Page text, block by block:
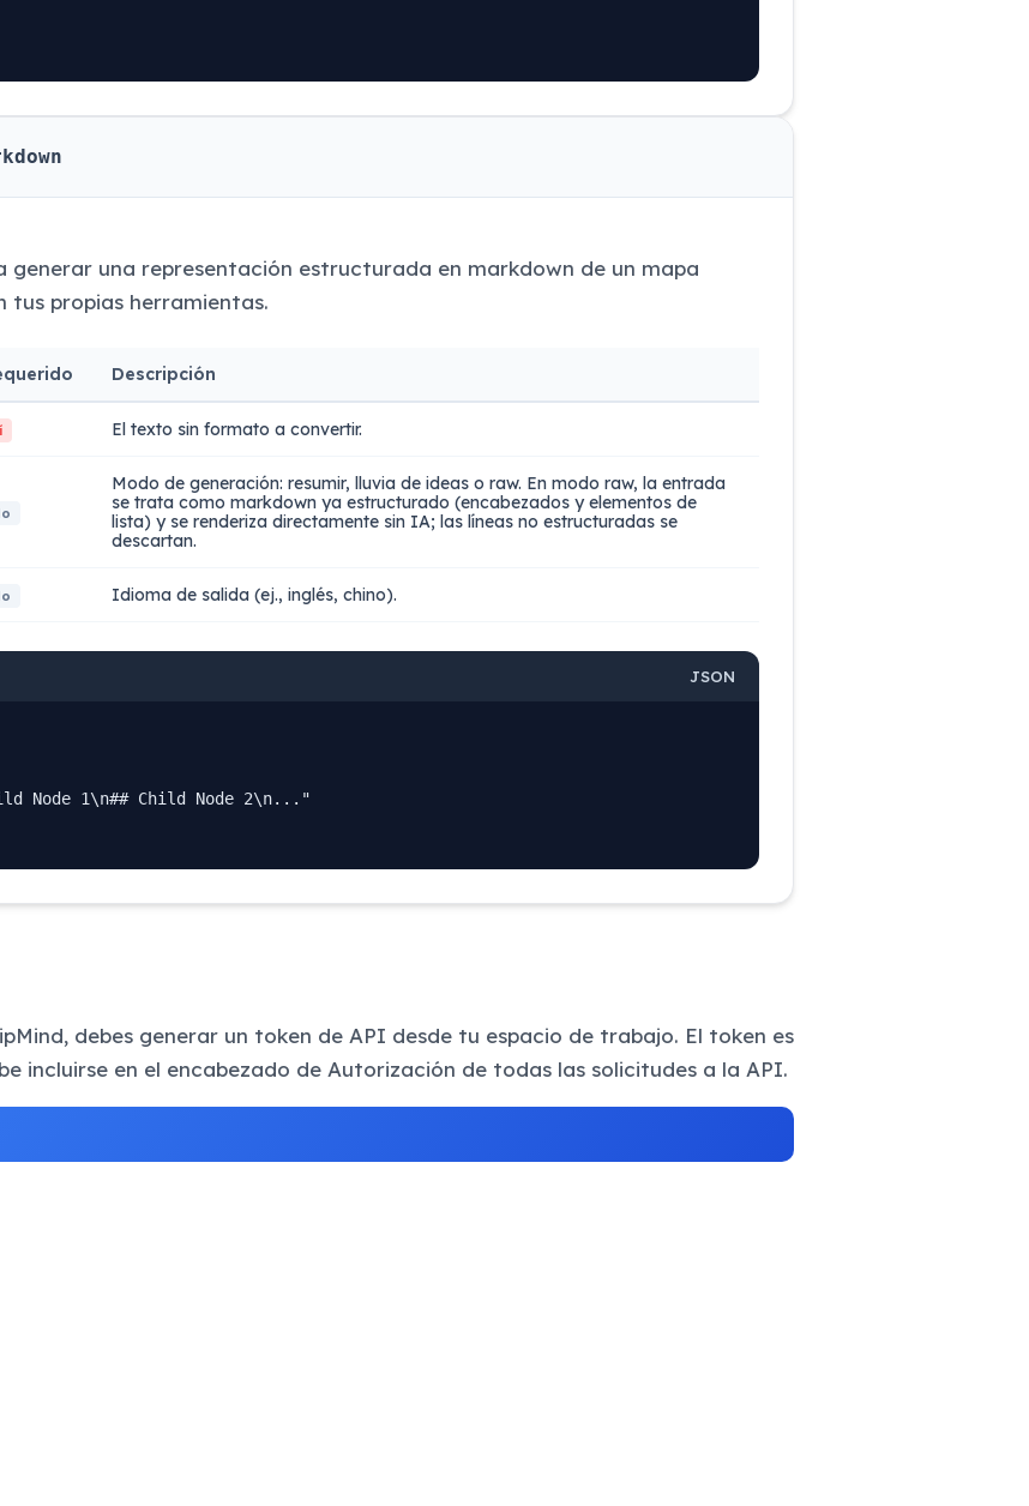
una representación estructurada en markdown de un mapa
tus propias herramientas.
Descripción
El texto sin formato a convertir.
Modo de generación: resumir, lluvia de ideas o raw. En modo raw, la entrada
se trata como markdown ya estructurado (encabezados y elementos de
lista) y se renderiza directamente sin IA; las líneas no estructuradas se
descartan.
Idioma de salida (ej., inglés, chino).
JSON
Node 1\n## Child Node 2\n..."
debes generar un token de API desde tu espacio de trabajo. El token es
incluirse en el encabezado de Autorización de todas las solicitudes a la API.